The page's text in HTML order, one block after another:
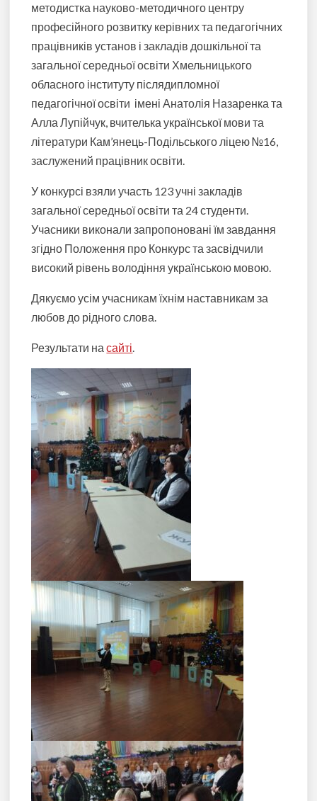
методистка науково-методичного центру
професійного розвитку керівних та педагогічних
працівників установ і закладів дошкільної та
загальної середньої освіти Хмельницького
обласного інституту післядипломної
педагогічної освіти імені Анатолія Назаренка та
Алла Лупійчук, вчителька української мови та
літератури Кам’янець-Подільського ліцею №16,
заслужений працівник освіти.
У конкурсі взяли участь 123 учні закладів
загальної середньої освіти та 24 студенти.
Учасники виконали запропоновані їм завдання
згідно Положення про Конкурс та засвідчили
високий рівень володіння українською мовою.
Дякуємо усім учасникам їхнім наставникам за
любов до рідного слова.
Результати насайті.